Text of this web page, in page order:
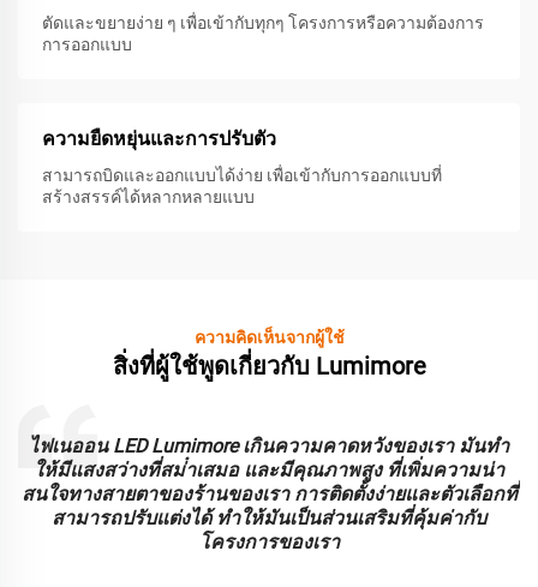
ตัดและขยายง่าย ๆ เพื่อเข้ากับทุกๆ โครงการหรือความต้องการ
การออกแบบ
ความยืดหยุ่นและการปรับตัว
สามารถบิดและออกแบบได้ง่าย เพื่อเข้ากับการออกแบบที่
สร้างสรรค์ได้หลากหลายแบบ
ความคิดเห็นจากผู้ใช้
สิ่งที่ผู้ใช้พูดเกี่ยวกับ Lumimore
ไฟเนออน LED Lumimore เกินความคาดหวังของเรา มันทํา
ให้มีแสงสว่างที่สม่ําเสมอ และมีคุณภาพสูง ที่เพิ่มความน่า
สนใจทางสายตาของร้านของเรา การติดตั้งง่ายและตัวเลือกที่
สามารถปรับแต่งได้ ทําให้มันเป็นส่วนเสริมที่คุ้มค่ากับ
โครงการของเรา